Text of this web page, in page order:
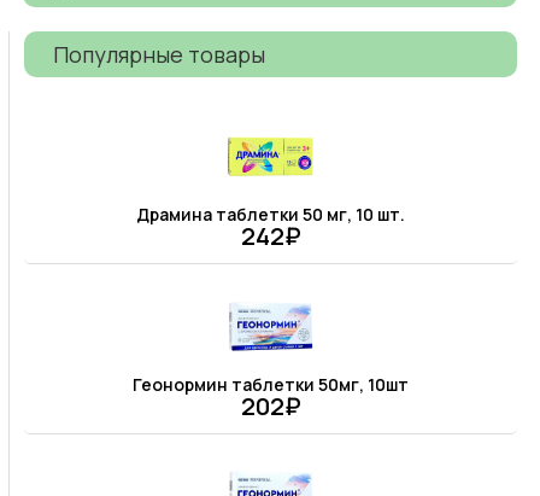
Популярные товары
Драмина таблетки 50 мг, 10 шт.
242₽
Геонормин таблетки 50мг, 10шт
202₽